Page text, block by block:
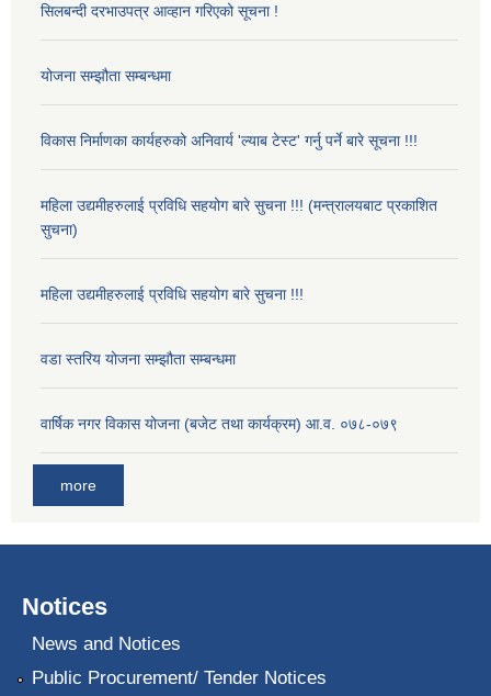
सिलबन्दी दरभाउपत्र आव्हान गरिएको सूचना !
योजना सम्झौता सम्बन्धमा
विकास निर्माणका कार्यहरुको अनिवार्य 'ल्याब टेस्ट' गर्नु पर्ने बारे सूचना !!!
महिला उद्यमीहरुलाई प्रविधि सहयोग बारे सुचना !!! (मन्त्रालयबाट प्रकाशित
सुचना)
महिला उद्यमीहरुलाई प्रविधि सहयोग बारे सुचना !!!
वडा स्तरिय योजना सम्झौता सम्बन्धमा
वार्षिक नगर विकास योजना (बजेट तथा कार्यक्रम) आ.व. ०७८-०७९
more
Notices
News and Notices
Public Procurement/ Tender Notices